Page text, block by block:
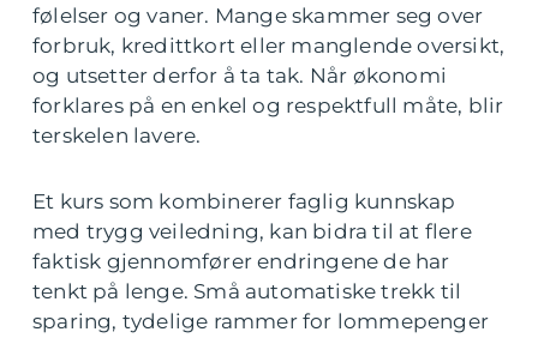
følelser og vaner. Mange skammer seg over
forbruk, kredittkort eller manglende oversikt,
og utsetter derfor å ta tak. Når økonomi
forklares på en enkel og respektfull måte, blir
terskelen lavere.
Et kurs som kombinerer faglig kunnskap
med trygg veiledning, kan bidra til at flere
faktisk gjennomfører endringene de har
tenkt på lenge. Små automatiske trekk til
sparing, tydelige rammer for lommepenger